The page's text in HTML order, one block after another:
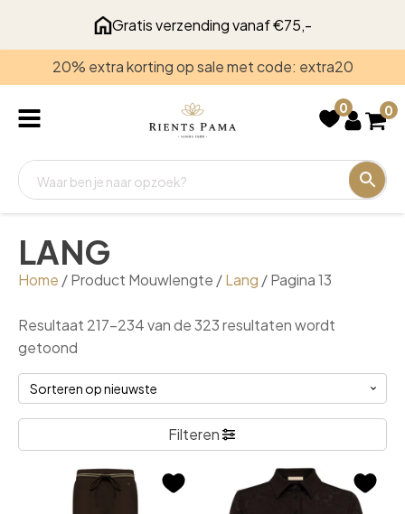
Gratis verzending vanaf €75,-
20% extra korting op sale met code: extra20
0 0
LANG
Home / Product Mouwlengte /Lang / Pagina 13
Resultaat 217–234 van de 323 resultaten wordt
getoond
op
nieuwste
Filteren
Kleur
Beige
Bruin
Denim
Geel
Goud
Grijs
Groen
Oranje
Show more
Maat